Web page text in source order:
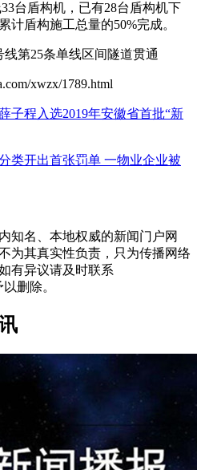
台盾构机，已有28台盾构机下
计盾构施工总量的50%完成。
第25条单线区间隧道贯通
xwzx/1789.html
子程入选2019年安徽省首批“新
类开出首张罚单 一物业企业被
知名、本地权威的新闻门户网
为其真实性负责，只为传播网络
有异议请及时联系
删除。